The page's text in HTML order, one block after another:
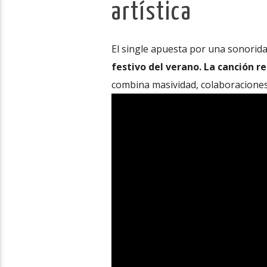
artística
El single apuesta por una
festivo del verano. La canción
combina masividad,